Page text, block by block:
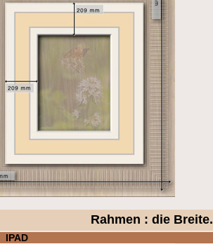
Rahmen : die Breite.
IPAD